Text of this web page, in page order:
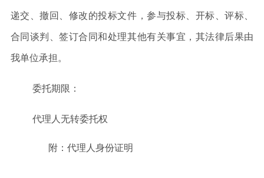
递交、撤回、修改的投标文件，参与投标、开标、评标、
合同谈判、签订合同和处理其他有关事宜，其法律后果由
我单位承担。
委托期限：
代理人无转委托权
附： 代理人 身份证明